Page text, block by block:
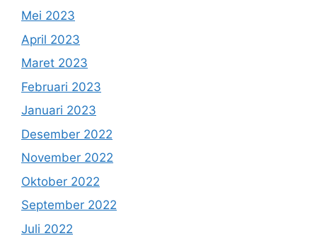
Mei 2023
April 2023
Maret 2023
Februari 2023
Januari 2023
Desember 2022
November 2022
Oktober 2022
September 2022
Juli 2022